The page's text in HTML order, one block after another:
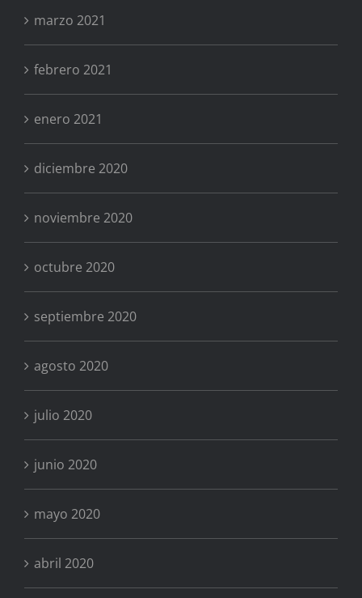
marzo 2021
febrero 2021
enero 2021
diciembre 2020
noviembre 2020
octubre 2020
septiembre 2020
agosto 2020
julio 2020
junio 2020
mayo 2020
abril 2020